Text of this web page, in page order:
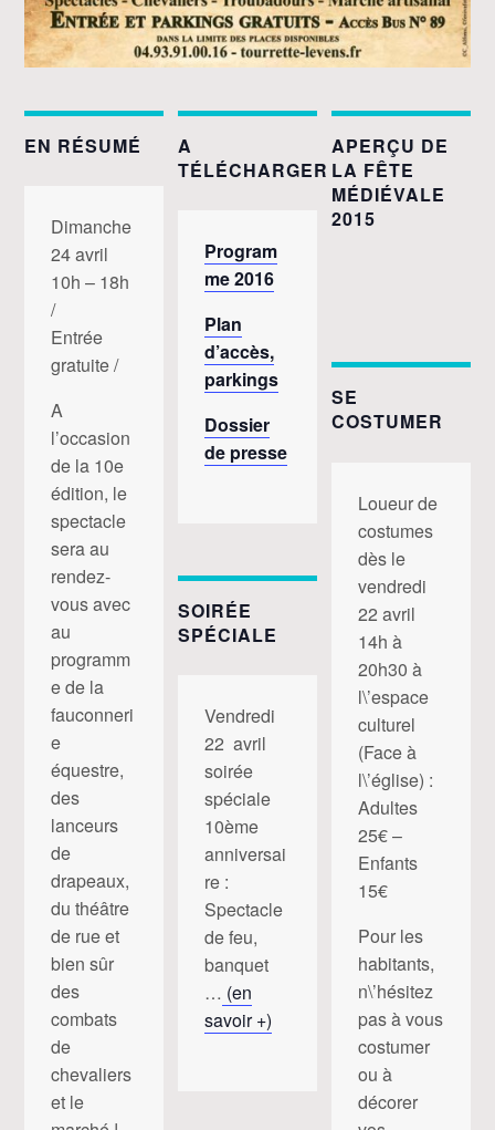
EN RÉSUMÉ
Dimanche
24 avril
10h – 18h
/
Entrée
gratuite /
A
l’occasion
de la 10e
édition, le
spectacle
sera au
rendez-
vous avec
au
programm
e de la
fauconneri
e
équestre,
des
lanceurs
de
drapeaux,
du théâtre
de rue et
bien sûr
des
combats
de
chevaliers
et le
A
TÉLÉCHARGER
Program
me 2016
Plan
d’accès,
parkings
Dossier
de presse
SOIRÉE
SPÉCIALE
Vendredi
22 avril
soirée
spéciale
10ème
anniversai
re :
Spectacle
de feu,
banquet
… (en
savoir +)
APERÇU DE
LA FÊTE
MÉDIÉVALE
2015
SE
COSTUMER
Loueur de
costumes
dès le
vendredi
22 avril
14h à
20h30 à
l\’espace
culturel
(Face à
l\’église) :
Adultes
25€ –
Enfants
15€
Pour les
habitants,
n\’hésitez
pas à vous
costumer
ou à
décorer